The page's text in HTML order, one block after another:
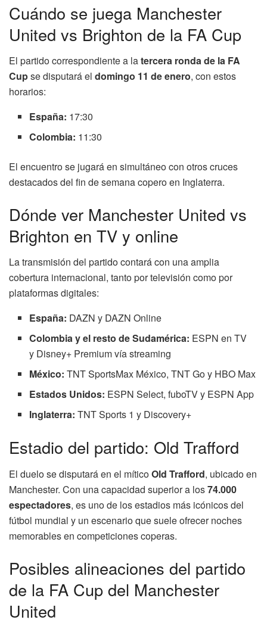
Cuándo se juega Manchester
United vs Brighton de la FA Cup
El partido correspondiente a latercera ronda de la FA
Cupse disputará el domingo 11 de enero, con estos
horarios:
España: 17:30
Colombia: 11:30
El encuentro se jugará en simultáneo con otros cruces
destacados del fin de semana copero en Inglaterra.
Dónde ver Manchester United vs
Brighton en TV y online
La transmisión del partido contará con una amplia
cobertura internacional, tanto por televisión como por
plataformas digitales:
España: DAZN y DAZN Online
Colombia y el resto de Sudamérica: ESPN en TV
y Disney+ Premium vía streaming
México:TNT SportsMax México, TNT Go y HBO Max
Estados Unidos: ESPN Select, fuboTV y ESPN App
Inglaterra:TNT Sports 1 y Discovery+
Estadio del partido: Old Trafford
El duelo se disputará en el míticoOld Trafford, ubicado en
Manchester. Con una capacidad superior a los74.000
espectadores, es uno de los estadios más icónicos del
fútbol mundial y un escenario que suele ofrecer noches
memorables en competiciones coperas.
Posibles alineaciones del partido
de la FA Cup del Manchester
United